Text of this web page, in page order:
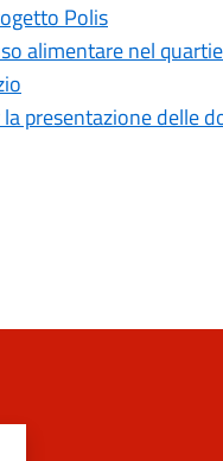
Polis
alimentare nel
presentazione delle